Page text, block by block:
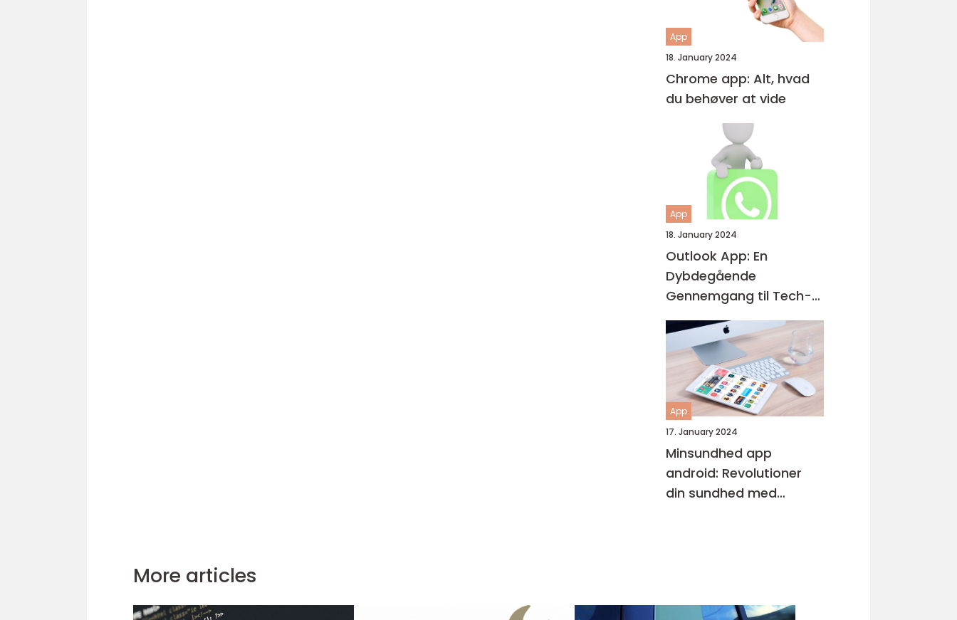
App
18. January 2024
Chrome app: Alt, hvad
du behøver at vide
App
18. January 2024
Outlook App: En
Dybdegående
Gennemgang til Tech-
Entusiaster
App
17. January 2024
Minsundhed app
android: Revolutioner
din sundhed med
More articles